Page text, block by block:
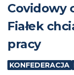
Covidowy
Fiałek
pracy
KONFEDERACJA